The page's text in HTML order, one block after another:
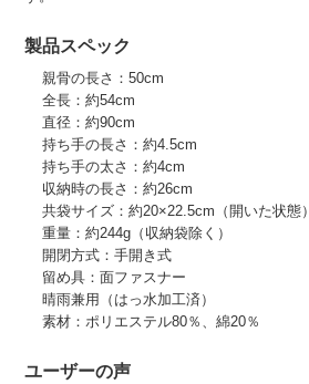
製品スペック
親骨の長さ：50cm
全長：約54cm
直径：約90cm
持ち手の長さ：約4.5cm
持ち手の太さ：約4cm
収納時の長さ：約26cm
共袋サイズ：約20×22.5cm（開いた状態）
重量：約244g（収納袋除く）
開閉方式：手開き式
留め具：面ファスナー
晴雨兼用（はっ水加工済）
素材：ポリエステル80％、綿20％
ユーザーの声